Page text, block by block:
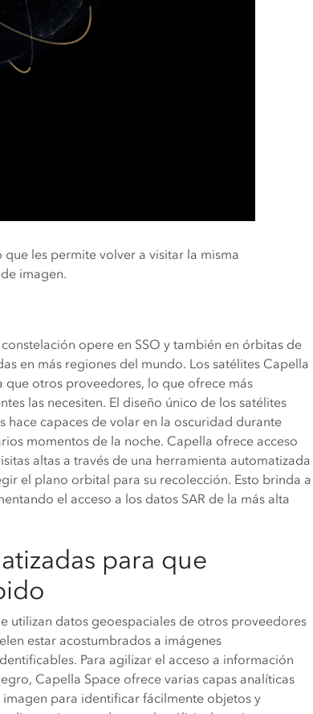
les permite volver a visitar la misma
imagen.
opere en SSO y también en órbitas de
en más regiones del mundo. Los satélites Capella
otros proveedores, lo que ofrece más
las necesiten. El diseño único de los satélites
capaces de volar en la oscuridad durante
momentos de la noche. Capella ofrece acceso
altas a través de una herramienta automatizada
el plano orbital para su recolección. Esto brinda a
el acceso a los datos SAR de la más alta
para que
utilizan datos geoespaciales de otros proveedores
estar acostumbrados a imágenes
Para agilizar el acceso a información
Capella Space ofrece varias capas analíticas
para identificar fácilmente objetos y